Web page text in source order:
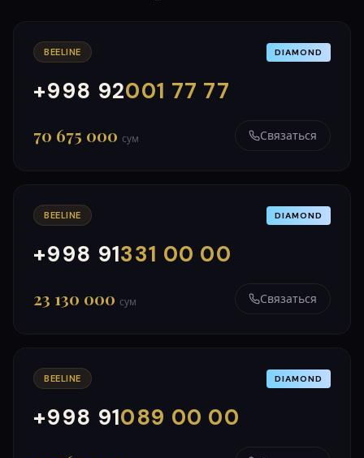
BEELINE DIAMOND
+998 92001 77 77
000
999
70 675 000 сум Связаться
BEELINE DIAMOND
+998 91331 00 00
000
999
23 130 000 сум Связаться
BEELINE DIAMOND
+998 91089 00 00
000
999